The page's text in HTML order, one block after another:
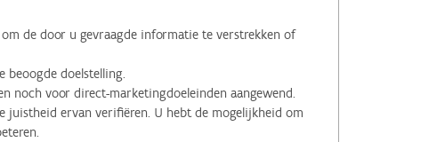
de door u gevraagde informatie te verstrekken of
doelstelling.
noch voor direct-marketingdoeleinden aangewend.
ervan verifiëren. U hebt de mogelijkheid om